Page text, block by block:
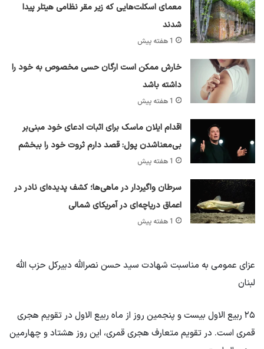
معمای اسکلت‌هایی که زیر مقر نظامی هیتلر پیدا
شدند
1 هفته پیش
خارش ممکن است ارگان حسی مخصوص به خود را
داشته باشد
1 هفته پیش
اقدام ایلان ماسک برای اثبات ادعای خود مبنی‌بر
بی‌معناشدن پول: قصد دارم ثروت خود را ببخشم
1 هفته پیش
سرطان واگیردار در ماهی‌ها؛ کشف پدیده‌ای نادر در
اعماق دریاچه‌ای در آمریکای شمالی
1 هفته پیش
عزای عمومی به مناسبت شهادت سید حسن نصرالله دبیرکل حزب الله
لبنان
۲۵ ربیع الاول بیست و پنجمین روز از ماه ربیع الاول در تقویم هجری
قمری است. در تقویم متعارف هجری قمری، این روز هشتاد و چهارمین